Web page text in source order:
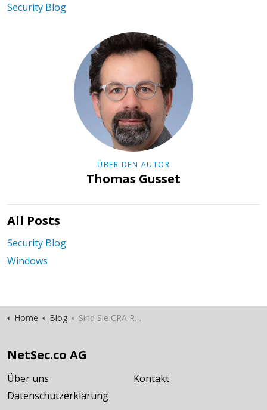
Security Blog
ÜBER DEN AUTOR
Thomas Gusset
All Posts
Security Blog
Windows
Home Blog Sind Sie CRA Ready?
NetSec.co AG
Über uns
Kontakt
Datenschutzerklärung